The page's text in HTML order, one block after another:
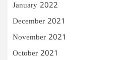
January 2022
December 2021
November 2021
October 2021